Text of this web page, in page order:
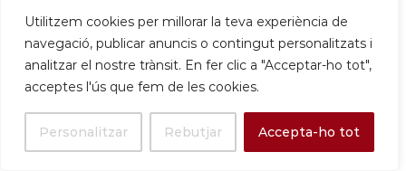
Utilitzem cookies per millorar la teva experiència de
navegació, publicar anuncis o contingut personalitzats i
analitzar el nostre trànsit. En fer clic a "Acceptar-ho tot",
acceptes l'ús que fem de les cookies.
Personalitzar Rebutjar Accepta-ho tot
per a joves , el mercat privat mostra una clara
elitització, especialment al barri de Marianao, o el
«Barri Z». Aquesta tensió entre l’habitatge públic
municipis propers a Barcelona amb preus més